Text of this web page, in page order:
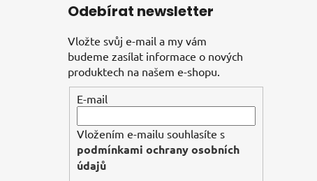
Odebírat newsletter
Vložte svůj e-mail a my vám
budeme zasílat informace o nových
produktech na našem e-shopu.
E-mail
Vložením e-mailu souhlasíte s
podmínkami ochrany osobních
údajů